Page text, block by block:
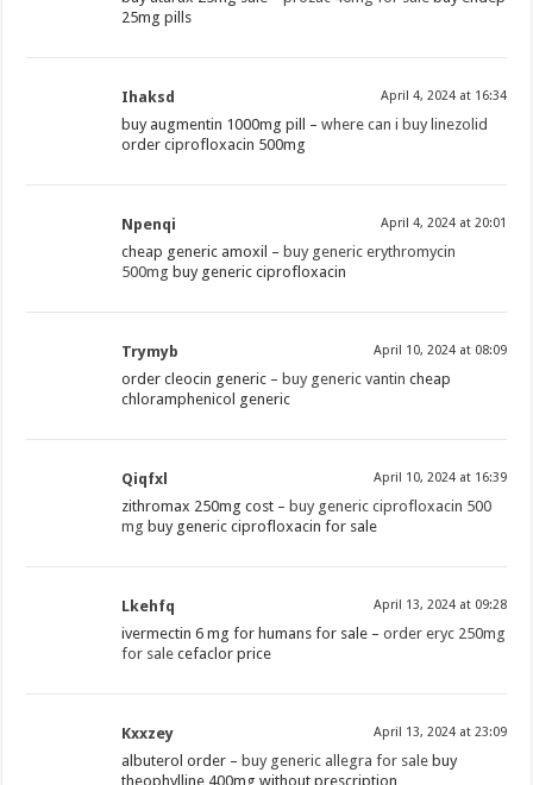
25mg pills
Ihaksd April 4, 2024 at 16:34
buy augmentin 1000mg pill –where can i buy linezolid
order ciprofloxacin 500mg
Npenqi April 4, 2024 at 20:01
cheap generic amoxil – buy generic erythromycin
500mg buy generic ciprofloxacin
Trymyb April 10, 2024 at 08:09
order cleocin generic – buy generic vantin cheap
chloramphenicol generic
Qiqfxl April 10, 2024 at 16:39
zithromax 250mg cost – buy generic ciprofloxacin 500
mg buy generic ciprofloxacin for sale
Lkehfq April 13, 2024 at 09:28
ivermectin 6 mg for humans for sale –order eryc 250mg
for sale cefaclor price
Kxxzey April 13, 2024 at 23:09
albuterol order – buy generic allegra for sale buy
theophylline 400mg without prescription